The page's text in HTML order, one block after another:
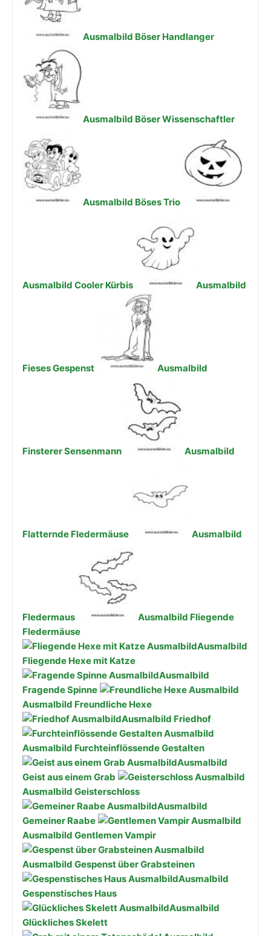
Ausmalbild Böser Handlanger
Ausmalbild Böser Wissenschaftler
Ausmalbild Böses Trio
Ausmalbild Cooler Kürbis Ausmalbild
Fieses Gespenst Ausmalbild
Finsterer Sensenmann Ausmalbild
Flatternde Fledermäuse Ausmalbild
Fledermaus
Ausmalbild Fliegende
Fledermäuse
Ausmalbild
Fliegende Hexe mit Katze
Ausmalbild
Fragende Spinne
Ausmalbild Freundliche Hexe
Ausmalbild Friedhof
Ausmalbild Furchteinflössende Gestalten
Ausmalbild
Geist aus einem Grab
Ausmalbild Geisterschloss
Ausmalbild
Gemeiner Raabe
Ausmalbild Gentlemen Vampir
Ausmalbild Gespenst über Grabsteinen
Ausmalbild
Gespenstisches Haus
Ausmalbild
Glückliches Skelett